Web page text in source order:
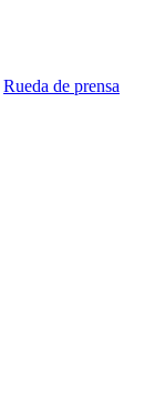
Rueda de prensa